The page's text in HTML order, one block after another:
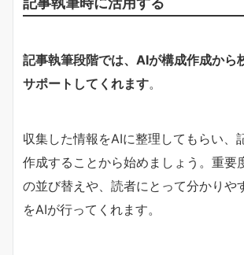
記事執筆段階では、AIが構成作成から
サポートしてくれます。
収集した情報をAIに整理してもらい、
作成することから始めましょう。重要
の並び替えや、読者にとって分かりや
をAIが行ってくれます。